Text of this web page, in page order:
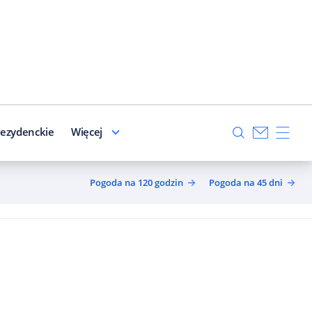
Więcej
Pogoda na 120 godzin Pogoda na 45 dni